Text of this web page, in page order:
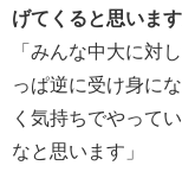
げてくると思いま
「みんな中大に対
っぱ逆に受け身に
く気持ちでやって
なと思います」